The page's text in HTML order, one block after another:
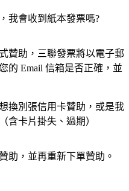
我會收到紙本發票嗎?
贊助，三聯發票將以電子郵
的 Email 信箱是否正確，並
換別張信用卡贊助，或是我
含卡片掛失、過期）
助，並再重新下單贊助。